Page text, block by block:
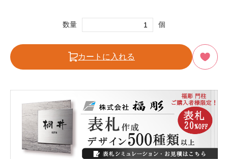
数量 個
カートに入れる